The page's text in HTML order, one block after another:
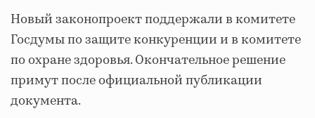
Новый законопроект поддержали в комитете
Госдумы по защите конкуренции и в комитете
по охране здоровья. Окончательное решение
примут после официальной публикации
документа.